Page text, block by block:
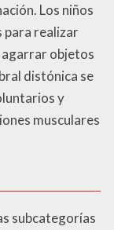
Los niños
para realizar
objetos
distónica se
y
musculares
subcategorías